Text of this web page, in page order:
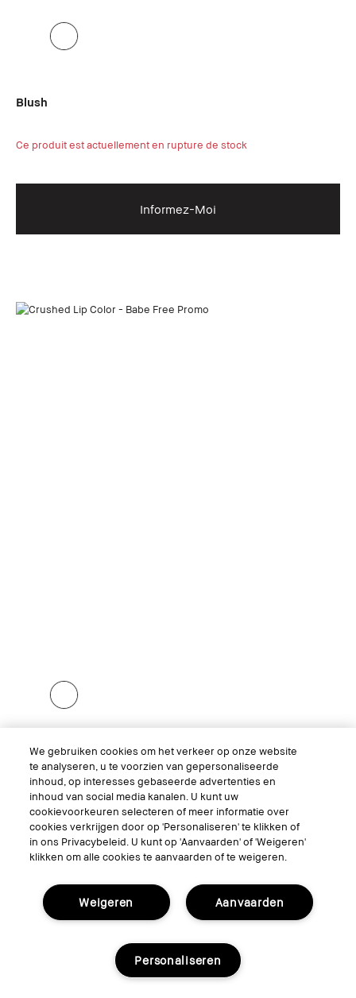
Blush
Ce produit est actuellement en rupture de stock
Informez-Moi
Crushed Lip Color - Babe
Achetez maintenant
We gebruiken cookies om het verkeer op onze website
te analyseren, u te voorzien van gepersonaliseerde
inhoud, op interesses gebaseerde advertenties en
inhoud van social media kanalen. U kunt uw
cookievoorkeuren selecteren of meer informatie over
cookies verkrijgen door op 'Personaliseren' te klikken of
in ons Privacybeleid. U kunt op 'Aanvaarden' of 'Weigeren'
klikken om alle cookies te aanvaarden of te weigeren.
Aanvaarden
Weigeren
Personaliseren